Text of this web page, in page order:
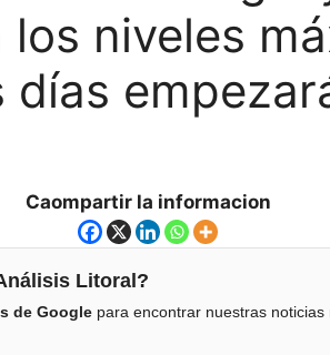
niveles
días
Caompartir la informacion
Litoral?
de Google para encontrar nuestras noticias